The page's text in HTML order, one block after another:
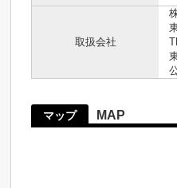
取扱会社
マップ MAP